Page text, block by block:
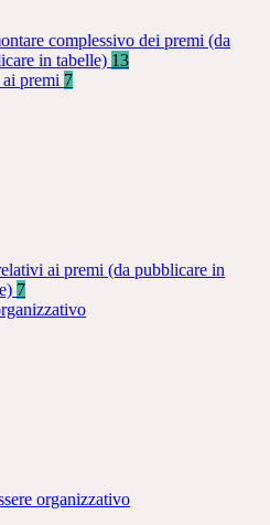
complessivo dei premi (da
in tabelle) 13
premi 7
ai premi (da pubblicare in
7
organizzativo